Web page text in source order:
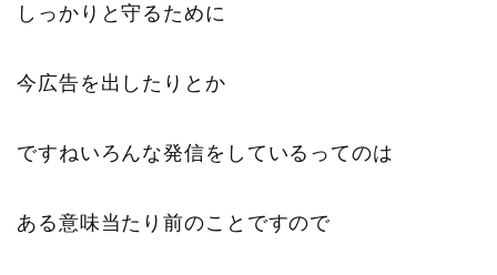
しっかりと守るために
今広告を出したりとか
ですねいろんな発信をしているってのは
ある意味当たり前のことですので